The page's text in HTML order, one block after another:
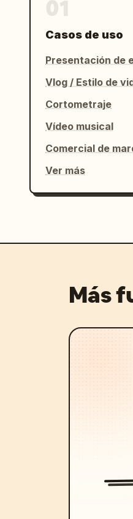
Casos de uso
Presentación de
Vlog / Estilo de
Cortometraje
Vídeo musical
Comercial de
Ver más
Más